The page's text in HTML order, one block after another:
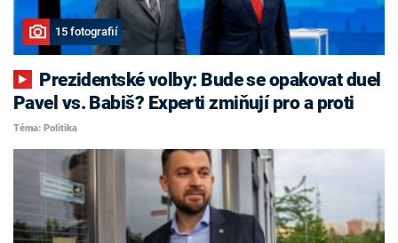
15 fotografií
Pavel vs. Babiš? Experti zmiňují pro a proti
Téma: Politika